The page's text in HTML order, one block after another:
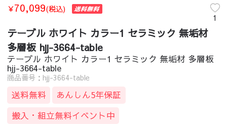
￥70,099(税込)
1
テーブル ホワイト カラー1 セラミック 無垢材
多層板 hjj-3664-table
テーブル ホワイト カラー1 セラミック 無垢材 多層板
hjj-3664-table
商品番号：hjj-3664-table
送料無料
あんしん5年保証
搬入・組立無料イベント中